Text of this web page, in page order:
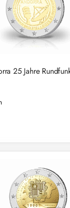
25 Jahre